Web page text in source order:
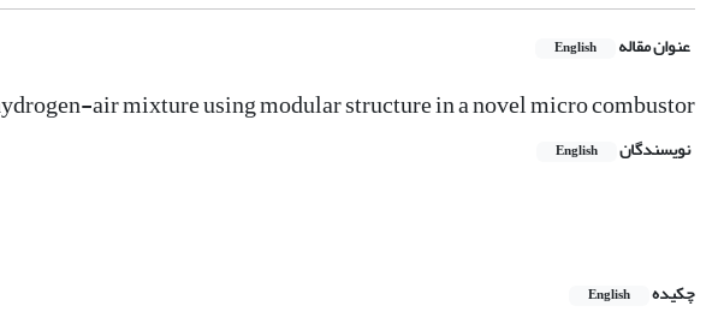
عنوان مقاله English
air mixture using modular structure in a novel micro combustor
نویسندگان English
چکیده
English